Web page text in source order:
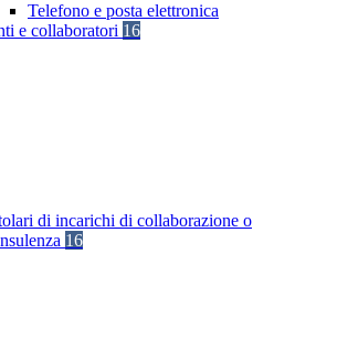
Telefono e posta elettronica
e collaboratori 16
di incarichi di collaborazione o
16